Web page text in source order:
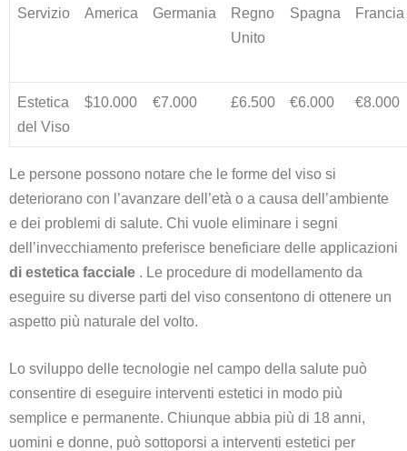
Servizio America Germania
Regno
Unito
Spagna Francia
Estetica
del Viso
$10.000 €7.000 £6.500 €6.000 €8.000
Le persone possono notare che le forme del viso si
deteriorano con l’avanzare dell’età o a causa dell’ambiente
e dei problemi di salute. Chi vuole eliminare i segni
dell’invecchiamento preferisce beneficiare delle applicazioni
di estetica facciale . Le procedure di modellamento da
eseguire su diverse parti del viso consentono di ottenere un
aspetto più naturale del volto.
Lo sviluppo delle tecnologie nel campo della salute può
consentire di eseguire interventi estetici in modo più
semplice e permanente. Chiunque abbia più di 18 anni,
uomini e donne, può sottoporsi a interventi estetici per